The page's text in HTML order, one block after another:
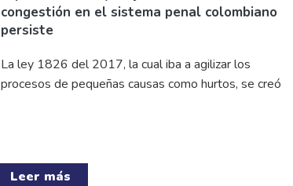
congestión en el sistema penal colombiano
persiste
La ley 1826 del 2017, la cual iba a agilizar los
procesos de pequeñas causas como hurtos, se creó
Leer más